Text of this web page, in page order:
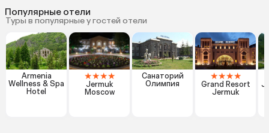
Популярные отели
Туры в популярные у гостей отели
Armenia
Wellness & Spa
Hotel
★★★★
Jermuk
Moscow
Санаторий
Олимпия
★★★★
Grand Resort
Jermuk